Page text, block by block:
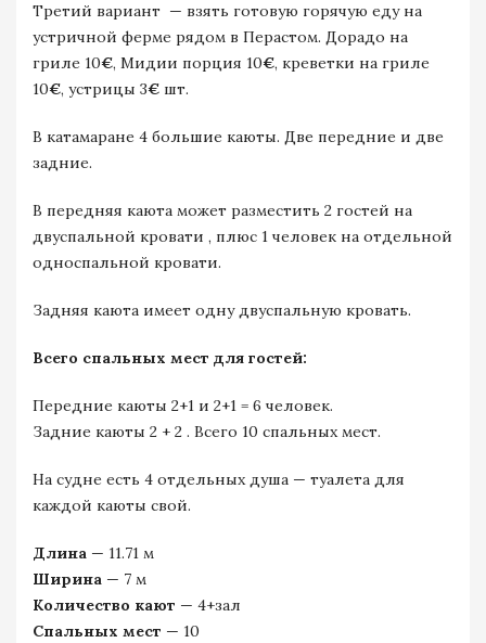
Третий вариант — взять готовую горячую еду на
устричной ферме рядом в Перастом. Дорадо на
гриле 10€, Мидии порция 10€, креветки на гриле
10€, устрицы 3€ шт.
В катамаране 4 большие каюты. Две передние и две
задние.
В передняя каюта может разместить 2 гостей на
двуспальной кровати , плюс 1 человек на отдельной
односпальной кровати.
Задняя каюта имеет одну двуспальную кровать.
Всего спальных мест для гостей:
Передние каюты 2+1 и 2+1 = 6 человек.
Задние каюты 2 + 2 . Всего 10 спальных мест.
На судне есть 4 отдельных душа — туалета для
каждой каюты свой.
Длина — 11.71 м
Ширина — 7 м
Количество кают — 4+зал
Спальных мест — 10